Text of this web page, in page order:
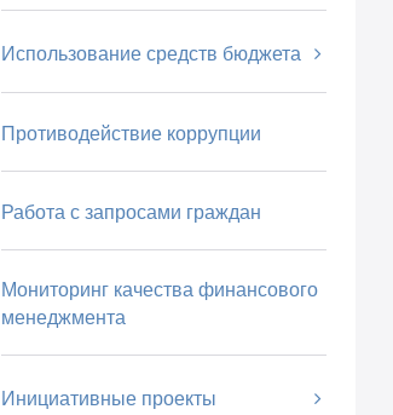
Использование средств бюджета
Противодействие коррупции
Работа с запросами граждан
Мониторинг качества финансового
менеджмента
Инициативные проекты